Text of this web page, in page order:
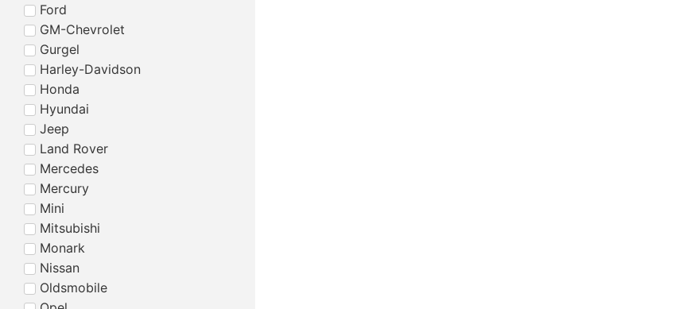
Ford
GM-Chevrolet
Gurgel
Harley-Davidson
Honda
Hyundai
Jeep
Land Rover
Mercedes
Mercury
Mini
Mitsubishi
Monark
Nissan
Oldsmobile